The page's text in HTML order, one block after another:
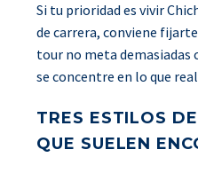
Si tu prioridad es vivir
de carrera, conviene
tour no meta demasiadas
se concentre en lo que
TRES ESTILOS
QUE SUELEN